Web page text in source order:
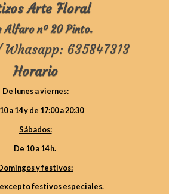
Arte Floral
Alfaro nº 20 Pinto.
635847313
Horario
De lunes a viernes:
a 14 y de 17:00 a 20:30
Sábados:
De 10 a 14 h.
y festivos:
festivos especiales.